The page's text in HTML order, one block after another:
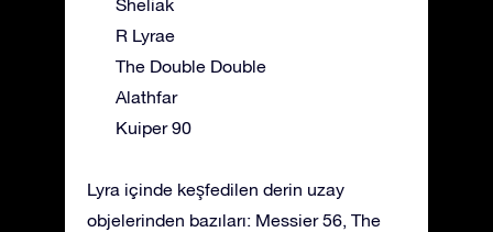
Sheliak
R Lyrae
The Double Double
Alathfar
Kuiper 90
Lyra içinde keşfedilen derin uzay
objelerinden bazıları: Messier 56, The